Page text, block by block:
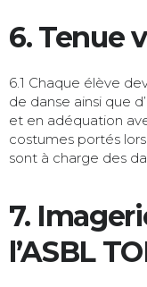
6. Tenue
6.1 Chaque élève
de danse ainsi que
et en adéquation
costumes portés
sont à charge des
7.
l’ASBL